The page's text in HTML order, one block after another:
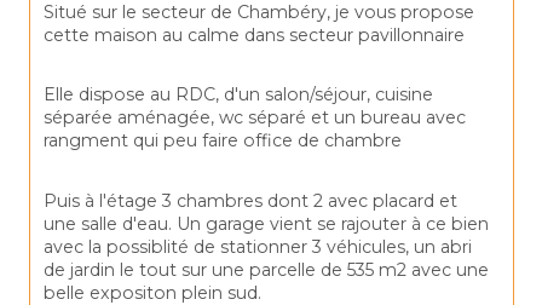
Situé sur le secteur de Chambéry, je vous propose
cette maison au calme dans secteur pavillonnaire
Elle dispose au RDC, d'un salon/séjour, cuisine
séparée aménagée, wc séparé et un bureau avec
rangment qui peu faire office de chambre
Puis à l'étage 3 chambres dont 2 avec placard et
une salle d'eau. Un garage vient se rajouter à ce bien
avec la possiblité de stationner 3 véhicules, un abri
de jardin le tout sur une parcelle de 535 m2 avec une
belle expositon plein sud.